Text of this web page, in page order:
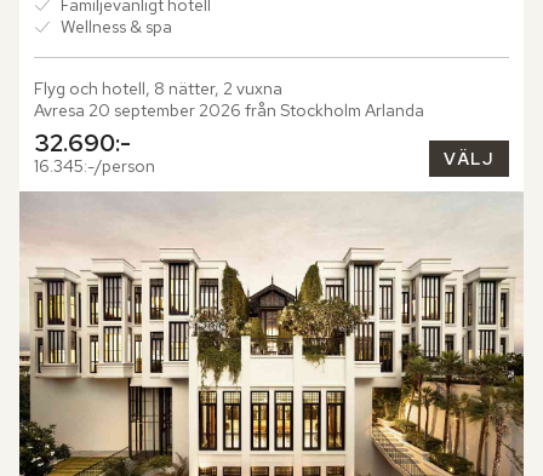
Familjevänligt hotell
Wellness & spa
Flyg och hotell, 8 nätter, 2 vuxna
Avresa 20 september 2026 från Stockholm Arlanda
32.690:-
16.345:-/person VÄLJ